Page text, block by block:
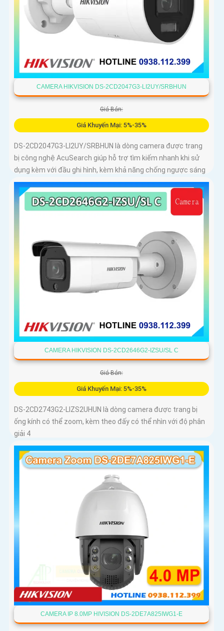
CAMERA HIKVISION DS-2CD2047G3-LI2UY/SRBHUN
Giá Bán:
Giá Khuyến Mại: 5%-35%
DS-2CD2047G3-LI2UY/SRBHUN là dòng camera được trang
bị công nghệ AcuSearch giúp hỗ trợ tìm kiếm nhanh khi sử
dụng kèm với đầu ghi hình, kèm khả năng chống ngược sáng
WDR 130dB, trang bị micro kép và loa hỗ trợ đàm thoại 2
chiều, ống kính 4
CAMERA HIKVISION DS-2CD2646G2-IZSU/SL C
Giá Bán:
Giá Khuyến Mại: 5%-35%
DS-2CD2743G2-LIZS2UHUN là dòng camera được trang bị
ống kính có thể zoom, kèm theo đấy có thể nhìn với độ phân
giải 4
CAMERA IP 8.0MP HIVISION DS-2DE7A825IWG1-E